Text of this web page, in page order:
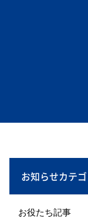
お知らせカテゴ
お役たち記事